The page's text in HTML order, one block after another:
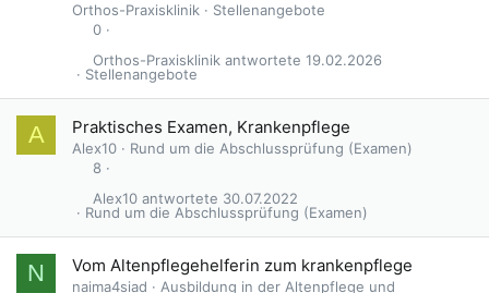
Orthos-Praxisklinik
Stellenangebote
0
Stellenangebote
19.02.2026
Orthos-Praxisklinik
A Praktisches Examen, Krankenpflege
Alex10
Rund um die Abschlussprüfung (Examen)
8
Rund um die Abschlussprüfung (Examen)
30.07.2022
Alex10
N Vom Altenpflegehelferin zum krankenpflege
naima4siad
Ausbildung in der Altenpflege und